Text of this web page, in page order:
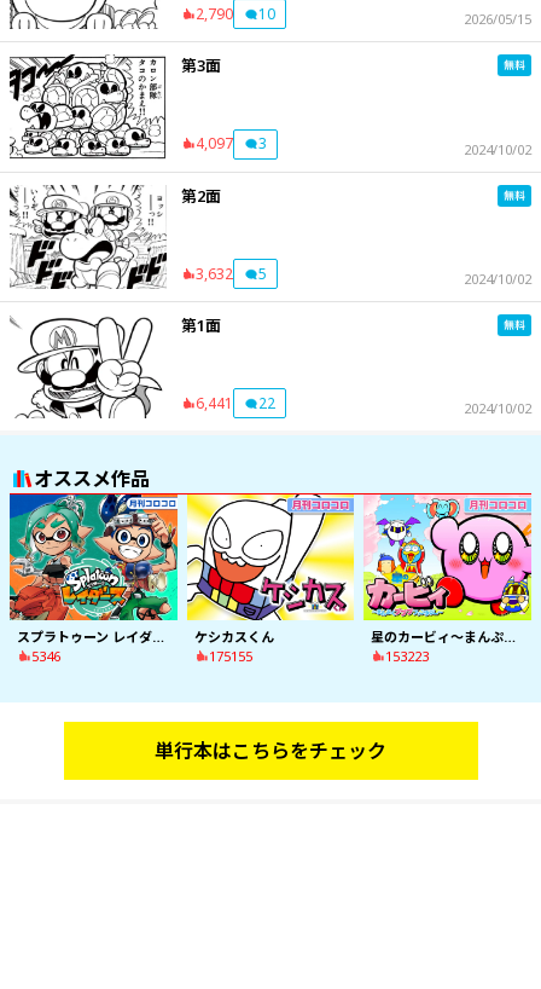
2,790 10 2026/05/15
第3面
4,097 3 2024/10/02
第2面
3,632 5 2024/10/02
第1面
6,441 22 2024/10/02
オススメ作品
スプラトゥーン レイダース
5346
ケシカスくん
175155
星のカービィ～まんぷくプププファンタジー～
153223
単行本はこちらをチェック